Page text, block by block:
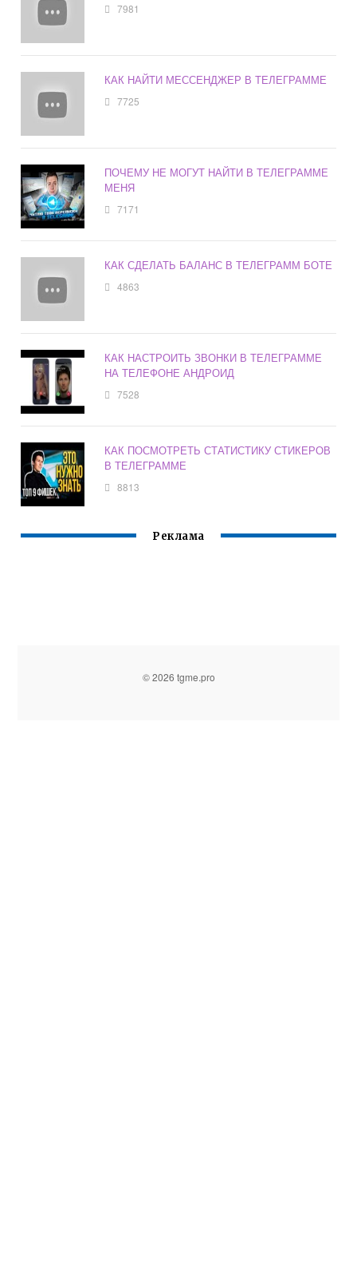
7981
КАК НАЙТИ МЕССЕНДЖЕР В ТЕЛЕГРАММЕ
7725
ПОЧЕМУ НЕ МОГУТ НАЙТИ В ТЕЛЕГРАММЕ
МЕНЯ
7171
КАК СДЕЛАТЬ БАЛАНС В ТЕЛЕГРАММ БОТЕ
4863
КАК НАСТРОИТЬ ЗВОНКИ В ТЕЛЕГРАММЕ
НА ТЕЛЕФОНЕ АНДРОИД
7528
КАК ПОСМОТРЕТЬ СТАТИСТИКУ СТИКЕРОВ
В ТЕЛЕГРАММЕ
8813
Реклама
© 2026 tgme.pro